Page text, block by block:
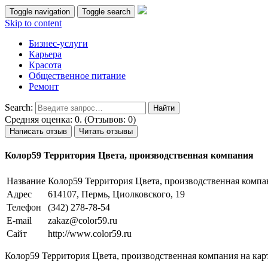
Toggle navigation Toggle search
Skip to content
Бизнес-услуги
Карьера
Красота
Общественное питание
Ремонт
Search:
Средняя оценка: 0. (Отзывов: 0)
Написать отзыв Читать отзывы
Колор59 Территория Цвета, производственная компания
Название Колор59 Территория Цвета, производственная
Адрес
614107, Пермь, Циолковского, 19
Телефон
(342) 278-78-54
E-mail
zakaz@color59.ru
Сайт
http://www.color59.ru
Колор59 Территория Цвета, производственная компания на